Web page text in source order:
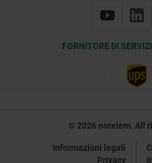
FORNITORE DI
© 2026 norelem. All
Informazioni legali
Privacy